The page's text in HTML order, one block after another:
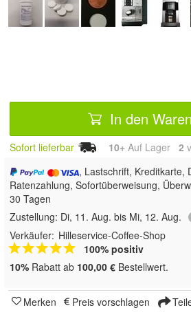
In den
Sofort lieferbar 10+ Auf Lager 2
, Lastschrift, Kreditkarte,
Ratenzahlung, Sofortüberweisung,
30 Tagen
Zustellung: Di, 11. Aug. bis Mi, 12. Aug.
Verkäufer: Hilleservice-Coffee-Shop
100% positiv
10% Rabatt ab 100,00 € Bestellwert.
Merken Preis vorschlagen